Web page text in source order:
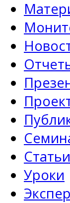
Статьи
Уроки